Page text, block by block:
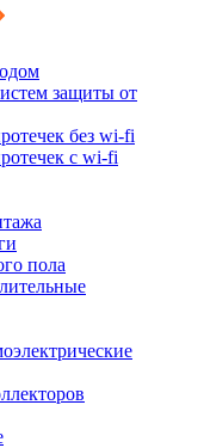
защиты от
без wi-fi
с wi-fi
пола